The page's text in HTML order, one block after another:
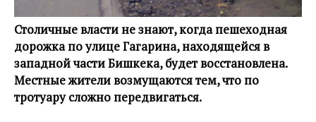
Столичные власти не знают, когда пешеходная
дорожка по улице Гагарина, находящейся в
западной части Бишкека, будет восстановлена.
Местные жители возмущаются тем, что по
тротуару сложно передвигаться.